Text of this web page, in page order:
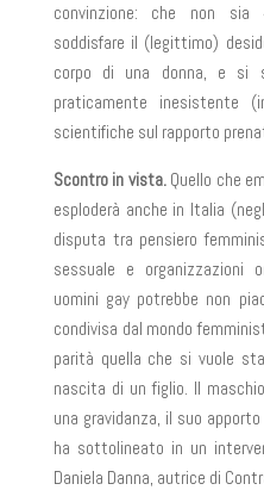
convinzione: che non
soddisfare il (legittimo)
corpo di una donna, e si
praticamente inesistente
scientifiche sul rapporto
Scontro in vista.Quello che
esploderà anche in Italia
disputa tra pensiero
sessuale e organizzazioni
uomini gay potrebbe non
condivisa dal mondo
parità quella che si vuole
nascita di un figlio. Il
una gravidanza, il suo
ha sottolineato in un
Daniela Danna, autrice di